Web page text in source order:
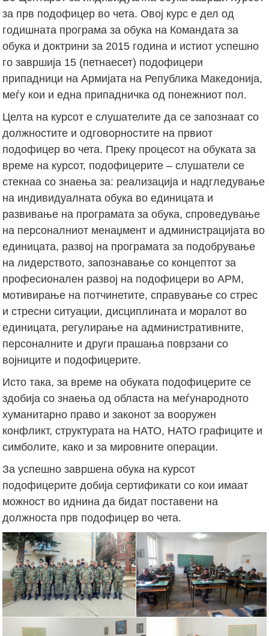
за прв подофицер во чета. Овој курс е дел од
годишната програма за обука на Командата за
обука и доктрини за 2015 година и истиот успешно
го завршија 15 (петнаесет) подофицери
припадници на Армијата на Република Македонија,
меѓу кои и една припадничка од понежниот пол.
Целта на курсот е слушателите да се запознаат со
должностите и одговорностите на првиот
подофицер во чета. Преку процесот на обуката за
време на курсот, подофицерите – слушатели се
стекнаа со знаења за: реализација и надгледување
на индивидуалната обука во единицата и
развивање на програмата за обука, спроведување
на персоналниот менаџмент и администрацијата во
единицата, развој на програмата за подобрување
на лидерството, запознавање со концептот за
професионален развој на подофицери во АРМ,
мотивирање на потчинетите, справување со стрес
и стресни ситуации, дисциплината и моралот во
единицата, регулирање на административните,
персоналните и други прашања поврзани со
војниците и подофицерите.
Исто така, за време на обуката подофицерите се
здобија со знаења од областа на меѓународното
хуманитарно право и законот за вооружен
конфликт, структурата на НАТО, НАТО графиците и
симболите, како и за мировните операции.
За успешно завршена обука на курсот
подофицерите добија сертификати со кои имаат
можност во иднина да бидат поставени на
должноста прв подофицер во чета.